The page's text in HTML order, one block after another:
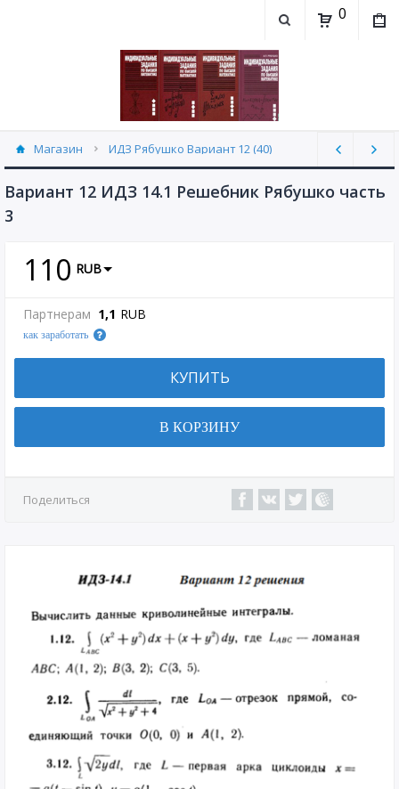
0
Магазин ИДЗ Рябушко Вариант 12 (40)
Вариант 12 ИДЗ 14.1 Решебник Рябушко часть
3
110 RUB
Партнерам 1,1 RUB
как заработать
КУПИТЬ
В КОРЗИНУ
Поделиться